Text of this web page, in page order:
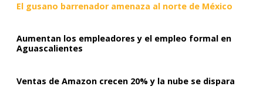
El gusano barrenador amenaza al norte de México
Aumentan los empleadores y el empleo formal en
Aguascalientes
Ventas de Amazon crecen 20% y la nube se dispara